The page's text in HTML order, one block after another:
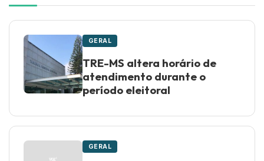
GERAL
TRE-MS altera horário de
atendimento durante o
período eleitoral
GERAL